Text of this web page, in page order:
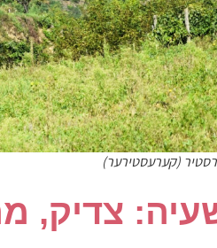
(קערעסטירער)
צדיק,